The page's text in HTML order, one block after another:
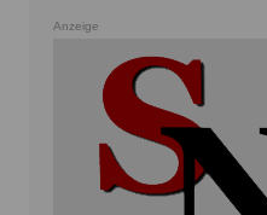
Anzeige